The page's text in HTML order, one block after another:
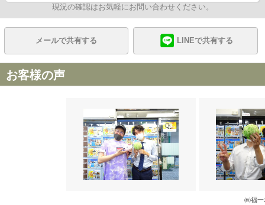
現況の確認はお気軽にお問い合わせください。
メールで共有する LINEで共有する
お客様の声
㈱福一